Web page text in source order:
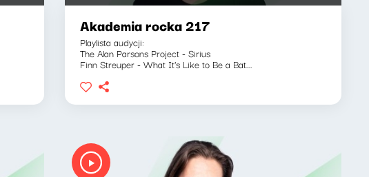
Akademia rocka 217
Playlista audycji:
The Alan Parsons Project - Sirius
Finn Streuper - What It's Like to Be a Bat...